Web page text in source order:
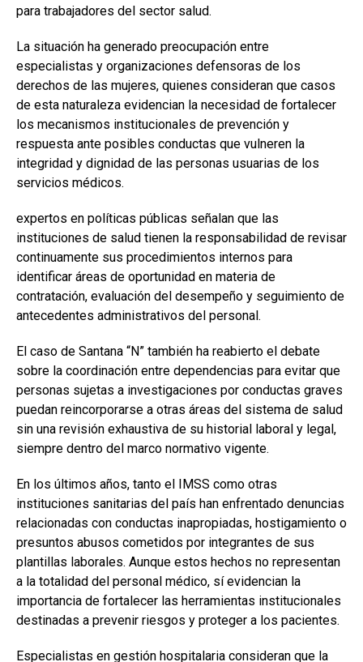
para trabajadores del sector salud.
La situación ha generado preocupación entre
especialistas y organizaciones defensoras de los
derechos de las mujeres, quienes consideran que casos
de esta naturaleza evidencian la necesidad de fortalecer
los mecanismos institucionales de prevención y
respuesta ante posibles conductas que vulneren la
integridad y dignidad de las personas usuarias de los
servicios médicos.
expertos en políticas públicas señalan que las
instituciones de salud tienen la responsabilidad de revisar
continuamente sus procedimientos internos para
identificar áreas de oportunidad en materia de
contratación, evaluación del desempeño y seguimiento de
antecedentes administrativos del personal.
El caso de Santana “N” también ha reabierto el debate
sobre la coordinación entre dependencias para evitar que
personas sujetas a investigaciones por conductas graves
puedan reincorporarse a otras áreas del sistema de salud
sin una revisión exhaustiva de su historial laboral y legal,
siempre dentro del marco normativo vigente.
En los últimos años, tanto el IMSS como otras
instituciones sanitarias del país han enfrentado denuncias
relacionadas con conductas inapropiadas, hostigamiento o
presuntos abusos cometidos por integrantes de sus
plantillas laborales. Aunque estos hechos no representan
a la totalidad del personal médico, sí evidencian la
importancia de fortalecer las herramientas institucionales
destinadas a prevenir riesgos y proteger a los pacientes.
Especialistas en gestión hospitalaria consideran que la